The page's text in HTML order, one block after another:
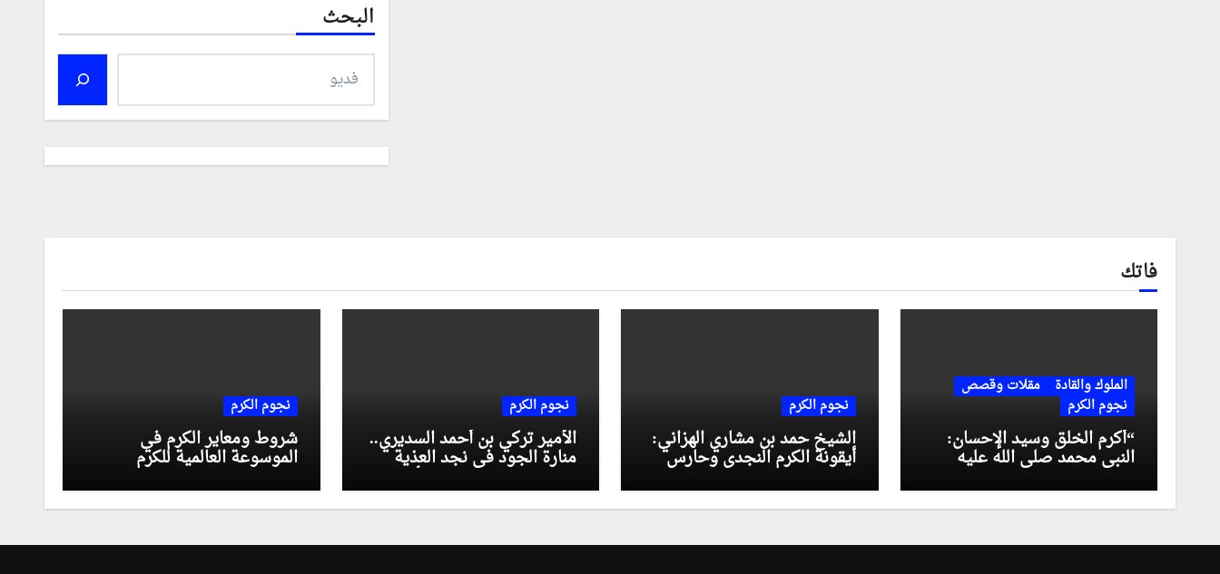
البحث
فاتك
الملوك والقادة
مقلات وقصص
نجوم الكرم
“أكرم الخلق وسيد الإحسان:
النبي محمد صلى الله عليه
وسلم رمز العطاء الخالد”
نجوم الكرم
الشيخ حمد بن مشاري الهزاني:
أيقونة الكرم النجدي وحارس
الإرث التاريخي
نجوم الكرم
الأمير تركي بن أحمد السديري..
منارة الجود في نجد العذية
وسفير النبل لدى ولاة الأمر
نجوم الكرم
شروط ومعاير الكرم في
الموسوعة العالمية للكرم